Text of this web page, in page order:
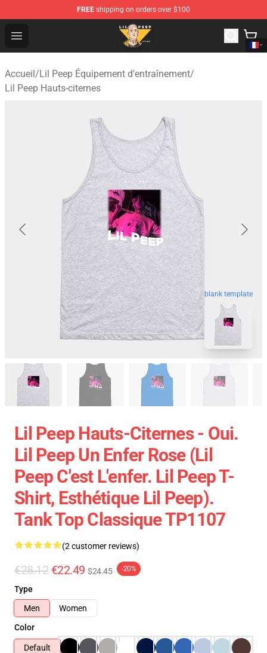
FREE shipping on orders over $100
Open menu
Lil Peep Store - Official Lil Peep Merchandise Shop
Accueil/Lil Peep Équipement d'entraînement/
Lil Peep Hauts-citernes
blank template
Lil Peep Hauts-Citernes - Oui.
Lil Peep Un Enfer Rose (Lil
Peep C'est L'enfer. Lil Peep T-
Shirt, Esthétique Lil Peep).
Tank Top Classique TP1107
(2 customer reviews)
€28.12 €22.49 $24.45 -20%
Type
Men
Women
Color
Default